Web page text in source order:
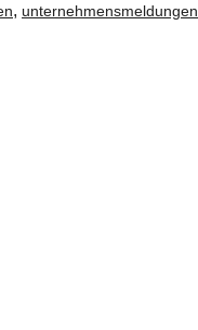
, unternehmensmeldungen